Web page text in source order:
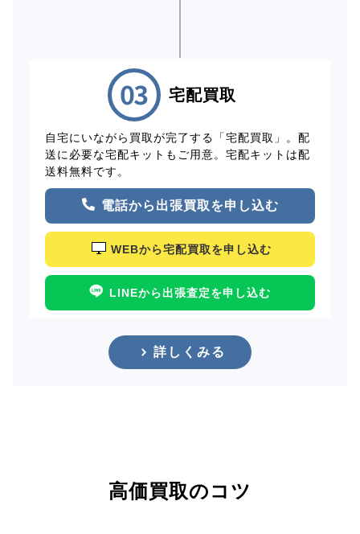
宅配買取
自宅にいながら買取が完了する「宅配買取」。配
送に必要な宅配キットもご用意。宅配キットは配
送料無料です。
電話から出張買取を申し込む
WEBから宅配買取を申し込む
LINEから出張査定を申し込む
詳しくみる
高価買取のコツ